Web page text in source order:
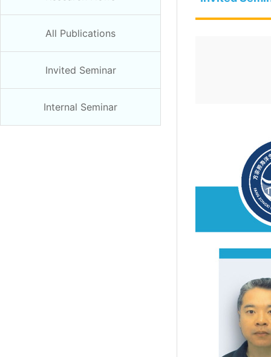
All Publications
Invited Seminar
Internal Seminar